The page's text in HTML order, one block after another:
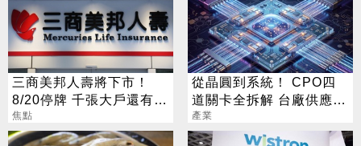
三商美邦人壽將下市！
8/20停牌 千張大戶還有
252人
焦點
從晶圓到系統！ CPO四
道關卡全拆解 台廠供應鏈
陣容曝光
產業